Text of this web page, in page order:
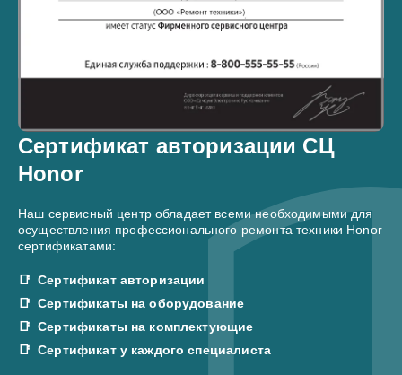
Сертификат авторизации СЦ
Honor
Наш сервисный центр обладает всеми необходимыми для
осуществления профессионального ремонта техники Honor
сертификатами:
Сертификат авторизации
Сертификаты на оборудование
Сертификаты на комплектующие
Сертификат у каждого специалиста